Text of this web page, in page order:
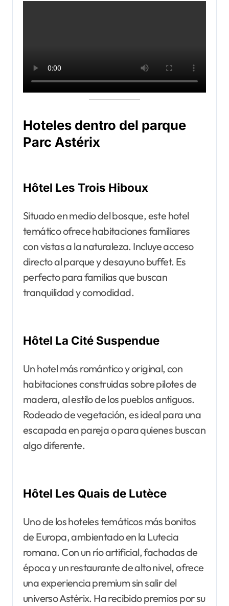
Hoteles dentro del parque
Parc Astérix
Hôtel Les Trois Hiboux
Situado en medio del bosque, este hotel
temático ofrece habitaciones familiares
con vistas a la naturaleza. Incluye acceso
directo al parque y desayuno buffet. Es
perfecto para familias que buscan
tranquilidad y comodidad.
Hôtel La Cité Suspendue
Un hotel más romántico y original, con
habitaciones construidas sobre pilotes de
madera, al estilo de los pueblos antiguos.
Rodeado de vegetación, es ideal para una
escapada en pareja o para quienes buscan
algo diferente.
Hôtel Les Quais de Lutèce
Uno de los hoteles temáticos más bonitos
de Europa, ambientado en la Lutecia
romana. Con un río artificial, fachadas de
época y un restaurante de alto nivel, ofrece
una experiencia premium sin salir del
universo Astérix. Ha recibido premios por su